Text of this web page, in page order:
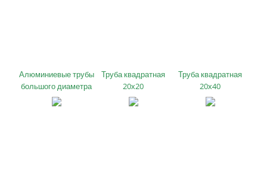
Алюминиевые трубы
большого диаметра
Труба квадратная
20х20
Труба квадратная
20х40